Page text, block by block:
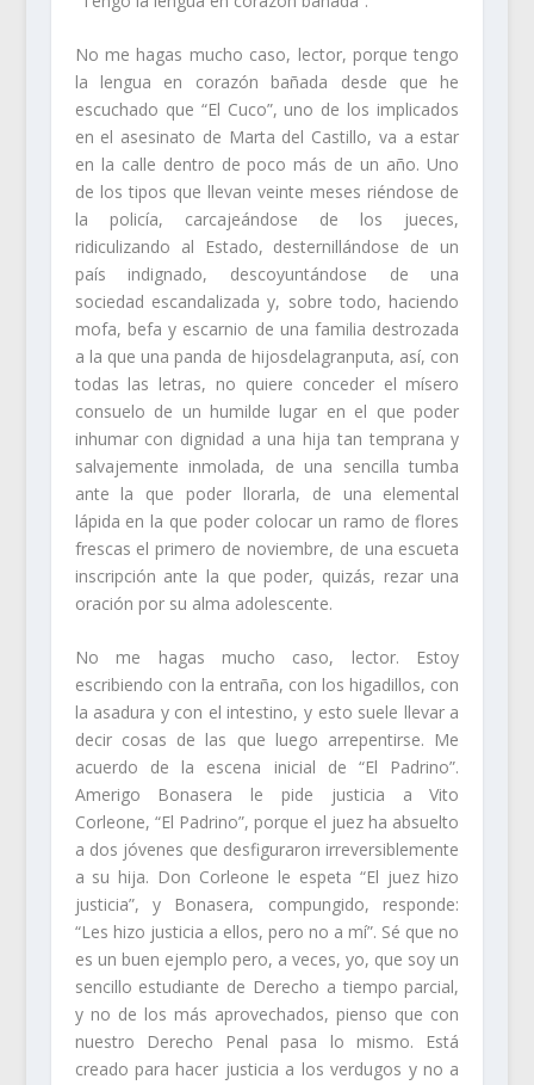
No me hagas mucho caso, lector, porque tengo
la lengua en corazón bañada desde que he
escuchado que “El Cuco”, uno de los implicados
en el asesinato de Marta del Castillo, va a estar
en la calle dentro de poco más de un año. Uno
de los tipos que llevan veinte meses riéndose de
la policía, carcajeándose de los jueces,
ridiculizando al Estado, desternillándose de un
país indignado, descoyuntándose de una
sociedad escandalizada y, sobre todo, haciendo
mofa, befa y escarnio de una familia destrozada
a la que una panda de hijosdelagranputa, así, con
todas las letras, no quiere conceder el mísero
consuelo de un humilde lugar en el que poder
inhumar con dignidad a una hija tan temprana y
salvajemente inmolada, de una sencilla tumba
ante la que poder llorarla, de una elemental
lápida en la que poder colocar un ramo de flores
frescas el primero de noviembre, de una escueta
inscripción ante la que poder, quizás, rezar una
oración por su alma adolescente.
No me hagas mucho caso, lector. Estoy
escribiendo con la entraña, con los higadillos, con
la asadura y con el intestino, y esto suele llevar a
decir cosas de las que luego arrepentirse. Me
acuerdo de la escena inicial de “El Padrino”.
Amerigo Bonasera le pide justicia a Vito
Corleone, “El Padrino”, porque el juez ha absuelto
a dos jóvenes que desfiguraron irreversiblemente
a su hija. Don Corleone le espeta “El juez hizo
justicia”, y Bonasera, compungido, responde:
“Les hizo justicia a ellos, pero no a mí”. Sé que no
es un buen ejemplo pero, a veces, yo, que soy un
sencillo estudiante de Derecho a tiempo parcial,
y no de los más aprovechados, pienso que con
nuestro Derecho Penal pasa lo mismo. Está
creado para hacer justicia a los verdugos y no a